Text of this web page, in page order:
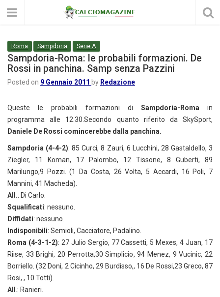
Roma Sampdoria Serie A
Sampdoria-Roma: le probabili formazioni. De
Rossi in panchina. Samp senza Pazzini
Posted on 9 Gennaio 2011 by Redazione
Queste le probabili formazioni di Sampdoria-Roma in
programma alle 12.30.Secondo quanto riferito da SkySport,
Daniele De Rossi comincerebbe dalla panchina.
Sampdoria (4-4-2): 85 Curci, 8 Zauri, 6 Lucchini, 28 Gastaldello, 3
Ziegler, 11 Koman, 17 Palombo, 12 Tissone, 8 Guberti, 89
Marilungo,9 Pozzi. (1 Da Costa, 26 Volta, 5 Accardi, 16 Poli, 7
Mannini, 41 Macheda).
All.: Di Carlo.
Squalificati: nessuno.
Diffidati: nessuno.
Indisponibili: Semioli, Cacciatore, Padalino.
Roma (4-3-1-2): 27 Julio Sergio, 77 Cassetti, 5 Mexes, 4 Juan, 17
Riise, 33 Brighi, 20 Perrotta,30 Simplicio, 94 Menez, 9 Vucinic, 22
Borriello. (32 Doni, 2 Cicinho, 29 Burdisso,, 16 De Rossi,23 Greco, 87
Rosi, , 10 Totti).
All
.: Ranieri.